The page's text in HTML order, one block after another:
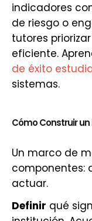
indicadores
de riesgo o
tutores
eficiente.
de éxito
sistemas.
Cómo Construir
Un marco de
componentes:
actuar.
Definir qué